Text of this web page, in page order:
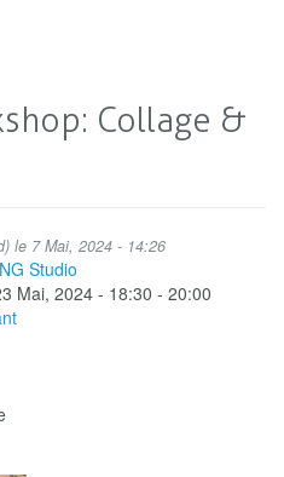
Collage &
le 7 Mai, 2024 - 14:26
Studio
Mai, 2024 - 18:30 - 20:00